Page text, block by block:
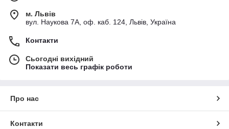
м. Львів
вул. Наукова 7А, оф. каб. 124, Львів, Україна
Контакти
Сьогодні вихідний
Показати весь графік роботи
Про нас
Контакти